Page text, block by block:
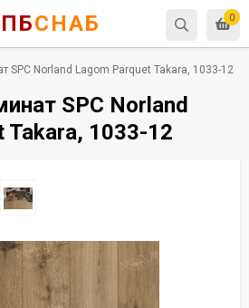
0
СНАБ
SPC Norland Lagom Parquet Takara, 1033-12
SPC Norland
Takara, 1033-12